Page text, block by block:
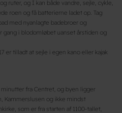
ruter, og I kan både vandre, sejle, cykle,
roen og få batterierne ladet op. Tag
med nyanlagte badebroer og
i blodomløbet uanset årstiden og
er tilladt at sejle i egen kano eller kajak
fra Centret, og byen ligger
Kammerslusen og ikke mindst
som er fra starten af 1100-tallet,